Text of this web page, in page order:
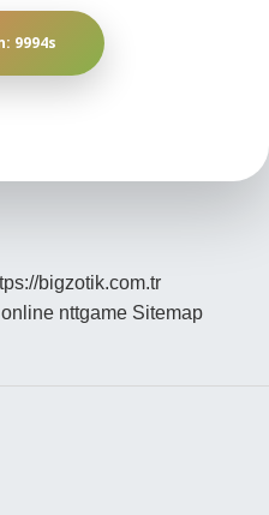
bigzotik.com.tr
nttgame Sitemap